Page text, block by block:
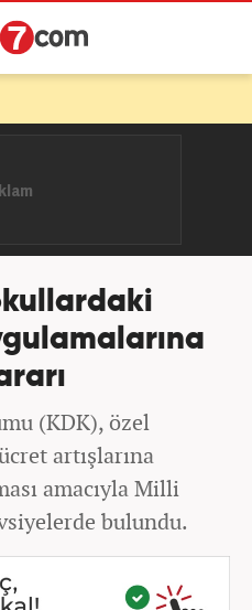
(KDK), özel
artışlarına
amacıyla Milli
bulundu.